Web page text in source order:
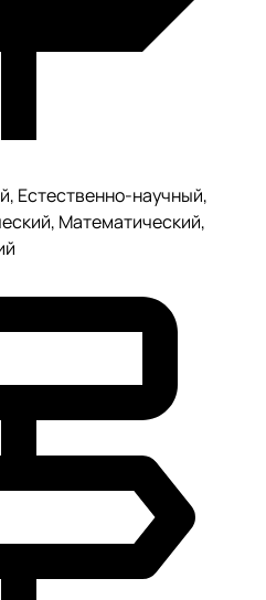
Естественно-научный,
Математический,